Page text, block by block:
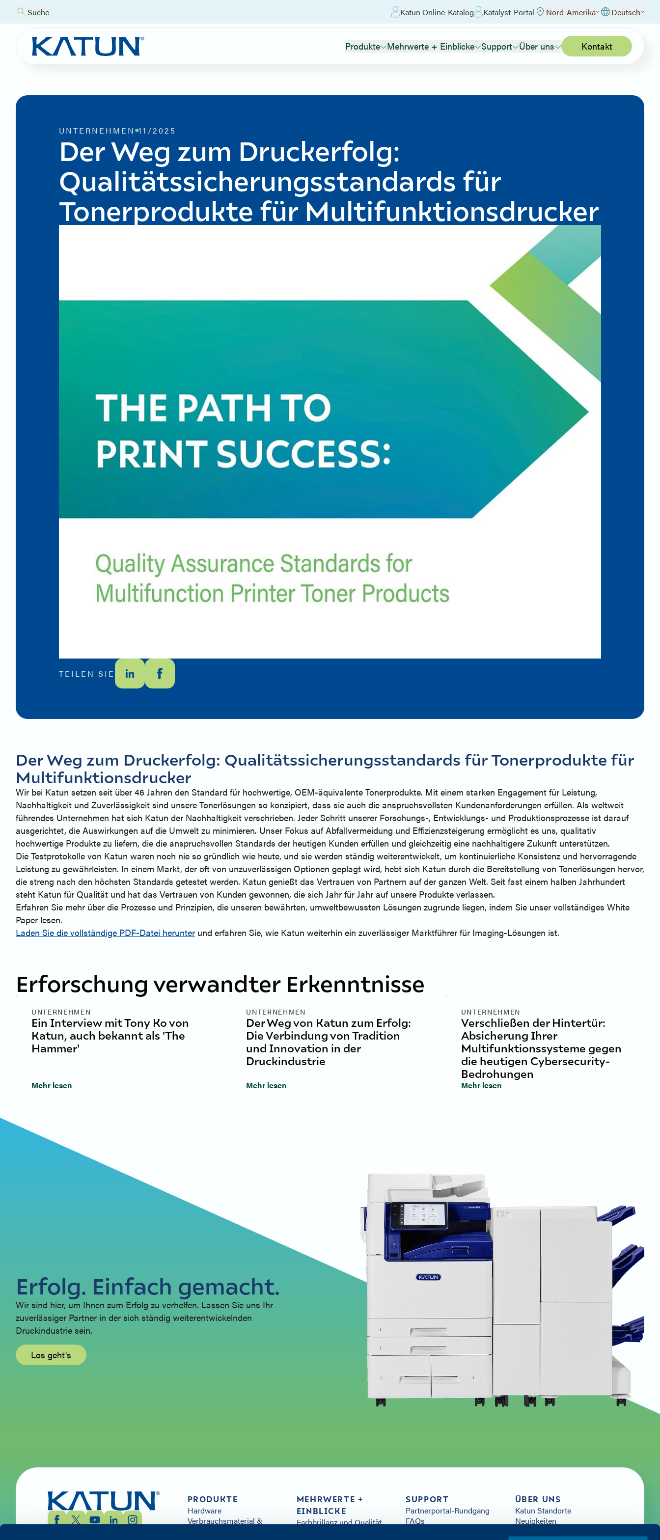
Suche Katun Online-Katalog Katalyst-Portal Nord-Amerika Deutsch
Produkte Mehrwerte + Einblicke Support Über uns Kontakt
UNTERNEHMEN 11/2025
Der Weg zum Druckerfolg:
Qualitätssicherungsstandards für
Tonerprodukte für Multifunktionsdrucker
TEILEN SIE
Der Weg zum Druckerfolg: Qualitätssicherungsstandards für Tonerprodukte für
Multifunktionsdrucker
Wir bei Katun setzen seit über 46 Jahren den Standard für hochwertige, OEM-äquivalente Tonerprodukte. Mit einem starken Engagement für Leistung,
Nachhaltigkeit und Zuverlässigkeit sind unsere Tonerlösungen so konzipiert, dass sie auch die anspruchsvollsten Kundenanforderungen erfüllen. Als weltweit
führendes Unternehmen hat sich Katun der Nachhaltigkeit verschrieben. Jeder Schritt unserer Forschungs-, Entwicklungs- und Produktionsprozesse ist darauf
ausgerichtet, die Auswirkungen auf die Umwelt zu minimieren. Unser Fokus auf Abfallvermeidung und Effizienzsteigerung ermöglicht es uns, qualitativ
hochwertige Produkte zu liefern, die die anspruchsvollen Standards der heutigen Kunden erfüllen und gleichzeitig eine nachhaltigere Zukunft unterstützen.
Die Testprotokolle von Katun waren noch nie so gründlich wie heute, und sie werden ständig weiterentwickelt, um kontinuierliche Konsistenz und hervorragende
Leistung zu gewährleisten. In einem Markt, der oft von unzuverlässigen Optionen geplagt wird, hebt sich Katun durch die Bereitstellung von Tonerlösungen hervor,
die streng nach den höchsten Standards getestet werden. Katun genießt das Vertrauen von Partnern auf der ganzen Welt. Seit fast einem halben Jahrhundert
steht Katun für Qualität und hat das Vertrauen von Kunden gewonnen, die sich Jahr für Jahr auf unsere Produkte verlassen.
Erfahren Sie mehr über die Prozesse und Prinzipien, die unseren bewährten, umweltbewussten Lösungen zugrunde liegen, indem Sie unser vollständiges White
Paper lesen.
Laden Sie die vollständige PDF-Datei herunter und erfahren Sie, wie Katun weiterhin ein zuverlässiger Marktführer für Imaging-Lösungen ist.
Erforschung verwandter Erkenntnisse
UNTERNEHMEN
Ein Interview mit Tony Ko von
Katun, auch bekannt als 'The
Hammer'
Mehr lesen
UNTERNEHMEN
Der Weg von Katun zum Erfolg:
Die Verbindung von Tradition
und Innovation in der
Druckindustrie
Mehr lesen
UNTERNEHMEN
Verschließen der Hintertür:
Absicherung Ihrer
Multifunktionssysteme gegen
die heutigen Cybersecurity-
Bedrohungen
Mehr lesen
Erfolg. Einfach gemacht.
Wir sind hier, um Ihnen zum Erfolg zu verhelfen. Lassen Sie uns Ihr
zuverlässiger Partner in der sich ständig weiterentwickelnden
Druckindustrie sein.
Los geht's
PRODUKTE
Hardware
Verbrauchsmaterial &
MEHRWERTE +
EINBLICKE
Farbbrillanz und Qualität
SUPPORT
Partnerportal-Rundgang
FAQs
ÜBER UNS
Katun Standorte
Neuigkeiten